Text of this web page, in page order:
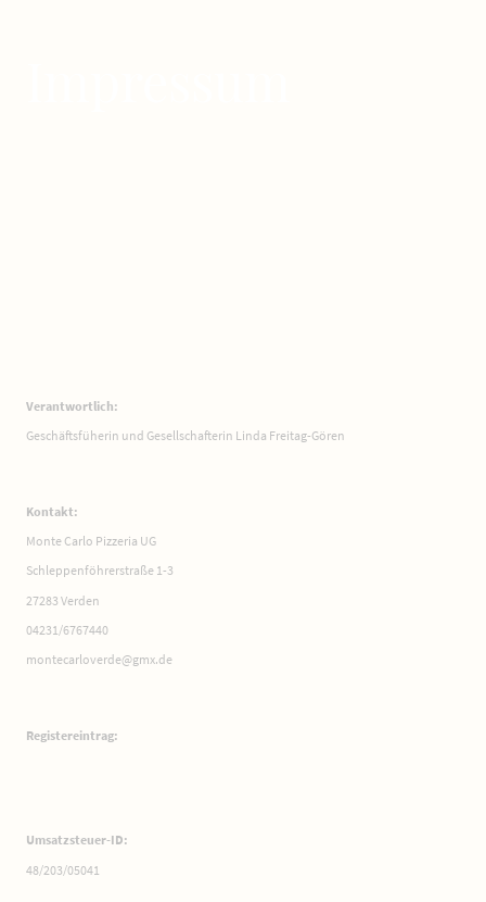
Verantwortlich:
Geschäftsfüherin und Gesellschafterin Linda Freitag-Gören
Kontakt:
Monte Carlo Pizzeria UG
Schleppenföhrerstraße 1-3
27283 Verden
04231/6767440
montecarloverde@gmx.de
Registereintrag:
Umsatzsteuer-ID:
48/203/05041